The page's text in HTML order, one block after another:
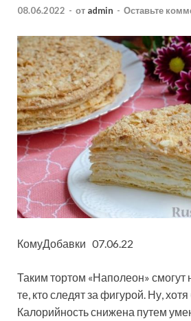
08.06.2022 - от admin - Оставьте
КомуДобавки 07.06.22
Таким тортом «Наполеон» смогут
те, кто следят за фигурой. Ну,
Калорийность снижена путем